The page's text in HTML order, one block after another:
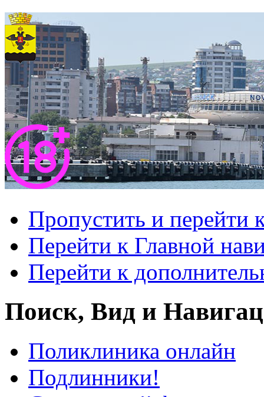
Пропустить и перейти
Перейти к Главной
Перейти к
Поиск, Вид и
Поликлиника онлайн
Подлинники!